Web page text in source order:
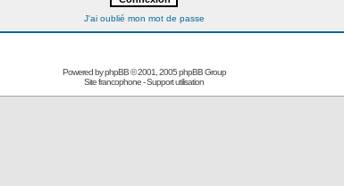
J'ai oublié mon mot de passe
Powered byphpBB© 2001, 2005 phpBB Group
Site francophone-Support utilisation